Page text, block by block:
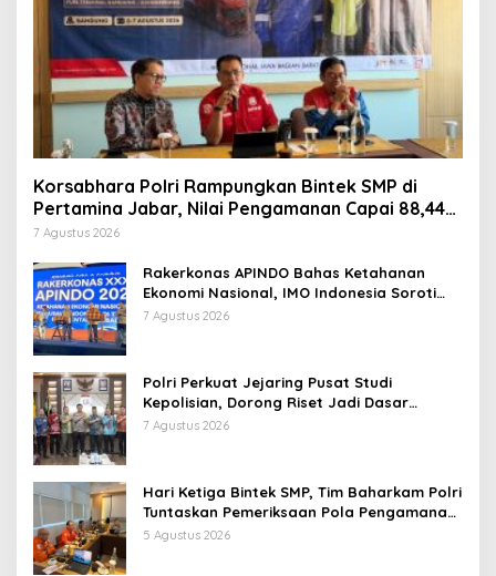
Korsabhara Polri Rampungkan Bintek SMP di
Pertamina Jabar, Nilai Pengamanan Capai 88,44
Persen
7 Agustus 2026
Rakerkonas APINDO Bahas Ketahanan
Ekonomi Nasional, IMO Indonesia Soroti
Pentingnya Kolaborasi Lintas Sektor
7 Agustus 2026
Polri Perkuat Jejaring Pusat Studi
Kepolisian, Dorong Riset Jadi Dasar
Kebijakan dan Inovasi
7 Agustus 2026
Hari Ketiga Bintek SMP, Tim Baharkam Polri
Tuntaskan Pemeriksaan Pola Pengamanan
Pertamina Patra Niaga Jabar
5 Agustus 2026